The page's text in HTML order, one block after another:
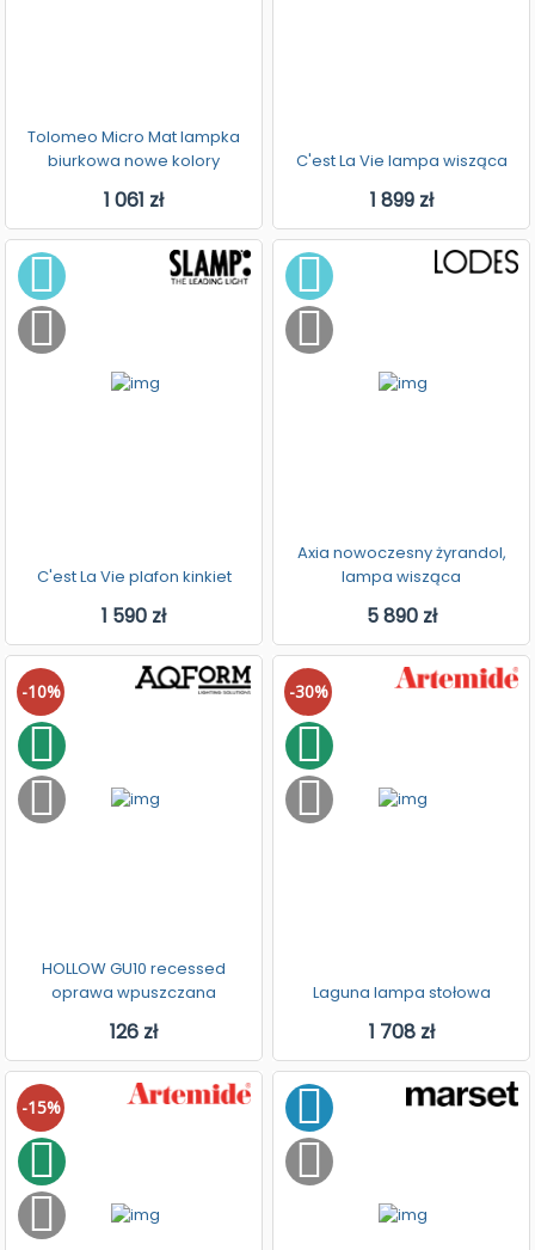
Tolomeo Micro Mat lampka
biurkowa nowe kolory
1 061 zł
C'est La Vie lampa wisząca
1 899 zł
C'est La Vie plafon kinkiet
1 590 zł
Axia nowoczesny żyrandol,
lampa wisząca
5 890 zł
-10%
HOLLOW GU10 recessed
oprawa wpuszczana
126 zł
-30%
Laguna lampa stołowa
1 708 zł
-15%